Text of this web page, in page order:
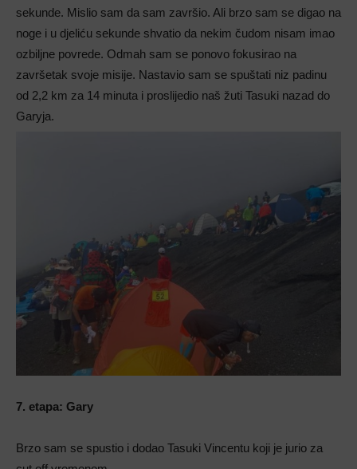
sekunde. Mislio sam da sam završio. Ali brzo sam se digao na
noge i u djeliću sekunde shvatio da nekim čudom nisam imao
ozbiljne povrede. Odmah sam se ponovo fokusirao na
završetak svoje misije. Nastavio sam se spuštati niz padinu
od 2,2 km za 14 minuta i proslijedio naš žuti Tasuki nazad do
Garyja.
7. etapa: Gary
Brzo sam se spustio i dodao Tasuki Vincentu koji je jurio za